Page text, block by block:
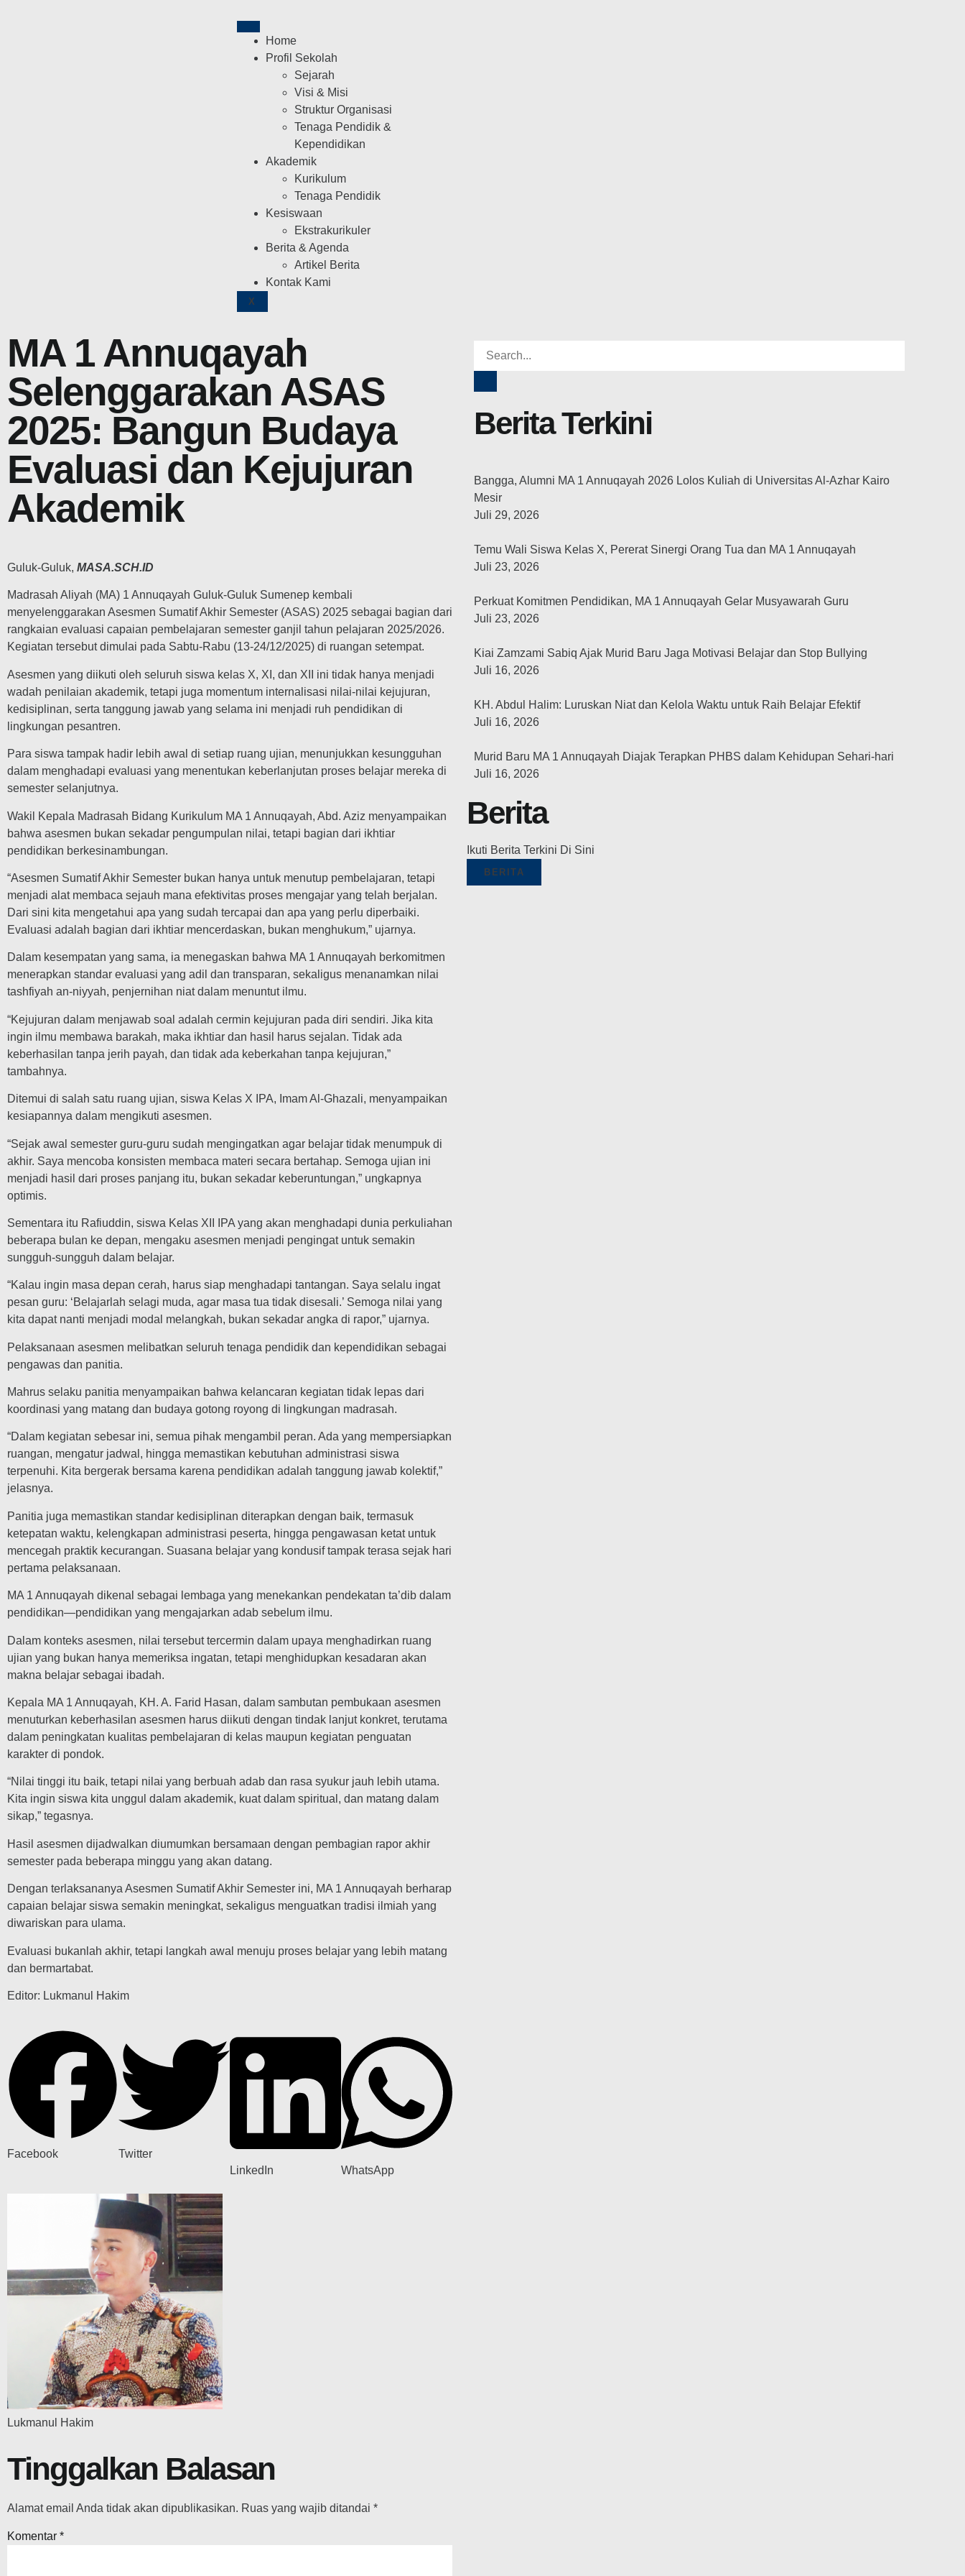
Home
Profil Sekolah
Sejarah
Visi & Misi
Struktur Organisasi
Tenaga Pendidik &
Kependidikan
Akademik
Kurikulum
Tenaga Pendidik
Kesiswaan
Ekstrakurikuler
Berita & Agenda
Artikel Berita
Kontak Kami
X
MA 1 Annuqayah
Selenggarakan ASAS
2025: Bangun Budaya
Evaluasi dan Kejujuran
Akademik
Guluk-Guluk, MASA.SCH.ID
Madrasah Aliyah (MA) 1 Annuqayah Guluk-Guluk Sumenep kembali
menyelenggarakan Asesmen Sumatif Akhir Semester (ASAS) 2025 sebagai bagian dari
rangkaian evaluasi capaian pembelajaran semester ganjil tahun pelajaran 2025/2026.
Kegiatan tersebut dimulai pada Sabtu-Rabu (13-24/12/2025) di ruangan setempat.
Asesmen yang diikuti oleh seluruh siswa kelas X, XI, dan XII ini tidak hanya menjadi
wadah penilaian akademik, tetapi juga momentum internalisasi nilai-nilai kejujuran,
kedisiplinan, serta tanggung jawab yang selama ini menjadi ruh pendidikan di
lingkungan pesantren.
Para siswa tampak hadir lebih awal di setiap ruang ujian, menunjukkan kesungguhan
dalam menghadapi evaluasi yang menentukan keberlanjutan proses belajar mereka di
semester selanjutnya.
Wakil Kepala Madrasah Bidang Kurikulum MA 1 Annuqayah, Abd. Aziz menyampaikan
bahwa asesmen bukan sekadar pengumpulan nilai, tetapi bagian dari ikhtiar
pendidikan berkesinambungan.
“Asesmen Sumatif Akhir Semester bukan hanya untuk menutup pembelajaran, tetapi
menjadi alat membaca sejauh mana efektivitas proses mengajar yang telah berjalan.
Dari sini kita mengetahui apa yang sudah tercapai dan apa yang perlu diperbaiki.
Evaluasi adalah bagian dari ikhtiar mencerdaskan, bukan menghukum,” ujarnya.
Dalam kesempatan yang sama, ia menegaskan bahwa MA 1 Annuqayah berkomitmen
menerapkan standar evaluasi yang adil dan transparan, sekaligus menanamkan nilai
tashfiyah an-niyyah, penjernihan niat dalam menuntut ilmu.
“Kejujuran dalam menjawab soal adalah cermin kejujuran pada diri sendiri. Jika kita
ingin ilmu membawa barakah, maka ikhtiar dan hasil harus sejalan. Tidak ada
keberhasilan tanpa jerih payah, dan tidak ada keberkahan tanpa kejujuran,”
tambahnya.
Ditemui di salah satu ruang ujian, siswa Kelas X IPA, Imam Al-Ghazali, menyampaikan
kesiapannya dalam mengikuti asesmen.
“Sejak awal semester guru-guru sudah mengingatkan agar belajar tidak menumpuk di
akhir. Saya mencoba konsisten membaca materi secara bertahap. Semoga ujian ini
menjadi hasil dari proses panjang itu, bukan sekadar keberuntungan,” ungkapnya
optimis.
Sementara itu Rafiuddin, siswa Kelas XII IPA yang akan menghadapi dunia perkuliahan
beberapa bulan ke depan, mengaku asesmen menjadi pengingat untuk semakin
sungguh-sungguh dalam belajar.
“Kalau ingin masa depan cerah, harus siap menghadapi tantangan. Saya selalu ingat
pesan guru: ‘Belajarlah selagi muda, agar masa tua tidak disesali.’ Semoga nilai yang
kita dapat nanti menjadi modal melangkah, bukan sekadar angka di rapor,” ujarnya.
Pelaksanaan asesmen melibatkan seluruh tenaga pendidik dan kependidikan sebagai
pengawas dan panitia.
Mahrus selaku panitia menyampaikan bahwa kelancaran kegiatan tidak lepas dari
koordinasi yang matang dan budaya gotong royong di lingkungan madrasah.
“Dalam kegiatan sebesar ini, semua pihak mengambil peran. Ada yang mempersiapkan
ruangan, mengatur jadwal, hingga memastikan kebutuhan administrasi siswa
terpenuhi. Kita bergerak bersama karena pendidikan adalah tanggung jawab kolektif,”
jelasnya.
Panitia juga memastikan standar kedisiplinan diterapkan dengan baik, termasuk
ketepatan waktu, kelengkapan administrasi peserta, hingga pengawasan ketat untuk
mencegah praktik kecurangan. Suasana belajar yang kondusif tampak terasa sejak hari
pertama pelaksanaan.
MA 1 Annuqayah dikenal sebagai lembaga yang menekankan pendekatan ta’dib dalam
pendidikan—pendidikan yang mengajarkan adab sebelum ilmu.
Dalam konteks asesmen, nilai tersebut tercermin dalam upaya menghadirkan ruang
ujian yang bukan hanya memeriksa ingatan, tetapi menghidupkan kesadaran akan
makna belajar sebagai ibadah.
Kepala MA 1 Annuqayah, KH. A. Farid Hasan, dalam sambutan pembukaan asesmen
menuturkan keberhasilan asesmen harus diikuti dengan tindak lanjut konkret, terutama
dalam peningkatan kualitas pembelajaran di kelas maupun kegiatan penguatan
karakter di pondok.
“Nilai tinggi itu baik, tetapi nilai yang berbuah adab dan rasa syukur jauh lebih utama.
Kita ingin siswa kita unggul dalam akademik, kuat dalam spiritual, dan matang dalam
sikap,” tegasnya.
Hasil asesmen dijadwalkan diumumkan bersamaan dengan pembagian rapor akhir
semester pada beberapa minggu yang akan datang.
Dengan terlaksananya Asesmen Sumatif Akhir Semester ini, MA 1 Annuqayah berharap
capaian belajar siswa semakin meningkat, sekaligus menguatkan tradisi ilmiah yang
diwariskan para ulama.
Evaluasi bukanlah akhir, tetapi langkah awal menuju proses belajar yang lebih matang
dan bermartabat.
Editor: Lukmanul Hakim
Facebook
Twitter
LinkedIn
WhatsApp
Lukmanul Hakim
Tinggalkan Balasan
Alamat email Anda tidak akan dipublikasikan. Ruas yang wajib ditandai *
Komentar *
Berita Terkini
Bangga, Alumni MA 1 Annuqayah 2026 Lolos Kuliah di Universitas Al-Azhar Kairo
Mesir
Juli 29, 2026
Temu Wali Siswa Kelas X, Pererat Sinergi Orang Tua dan MA 1 Annuqayah
Juli 23, 2026
Perkuat Komitmen Pendidikan, MA 1 Annuqayah Gelar Musyawarah Guru
Juli 23, 2026
Kiai Zamzami Sabiq Ajak Murid Baru Jaga Motivasi Belajar dan Stop Bullying
Juli 16, 2026
KH. Abdul Halim: Luruskan Niat dan Kelola Waktu untuk Raih Belajar Efektif
Juli 16, 2026
Murid Baru MA 1 Annuqayah Diajak Terapkan PHBS dalam Kehidupan Sehari-hari
Juli 16, 2026
Berita
Ikuti Berita Terkini Di Sini
BERITA